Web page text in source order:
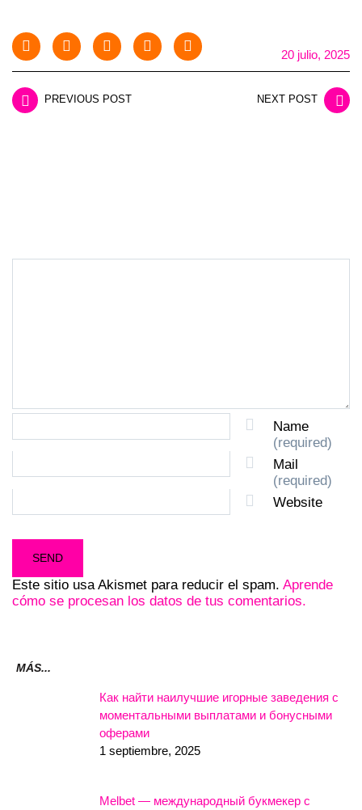
20 julio, 2025
PREVIOUS POST NEXT POST
Name
(required)
Mail
(required)
Website
Este sitio usa Akismet para reducir el spam. Aprende
cómo se procesan los datos de tus comentarios.
MÁS...
Как найти наилучшие игорные заведения с
моментальными выплатами и бонусными
оферами
1 septiembre, 2025
Melbet — международный букмекер с